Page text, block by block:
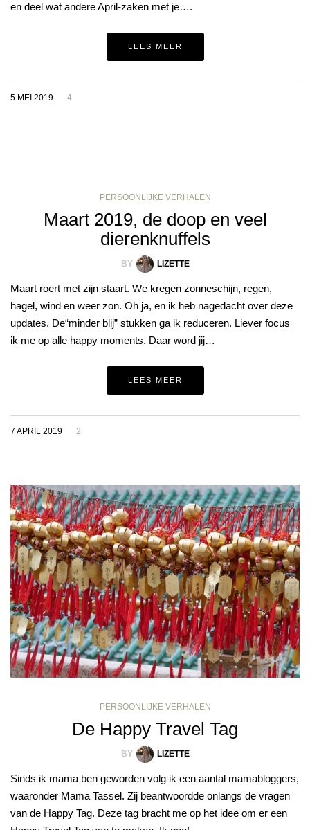
en deel wat andere April-zaken met je….
LEES MEER
5 MEI 2019 4
PERSOONLIJKE VERHALEN
Maart 2019, de doop en veel
dierenknuffels
BY LIZETTE
Maart roert met zijn staart. We kregen zonneschijn, regen,
hagel, wind en weer zon. Oh ja, en ik heb nagedacht over deze
updates. De“minder blij” stukken ga ik reduceren. Liever focus
ik me op alle happy moments. Daar word jij…
LEES MEER
7 APRIL 2019 2
PERSOONLIJKE VERHALEN
De Happy Travel Tag
BY LIZETTE
Sinds ik mama ben geworden volg ik een aantal mamabloggers,
waaronder Mama Tassel. Zij beantwoordde onlangs de vragen
van de Happy Tag. Deze tag bracht me op het idee om er een